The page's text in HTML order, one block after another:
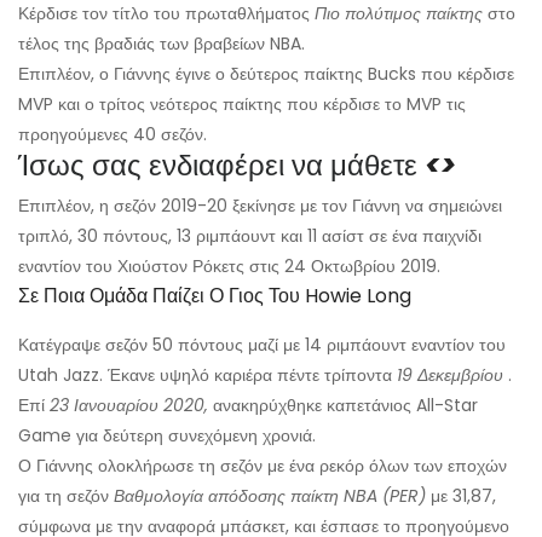
Κέρδισε τον τίτλο του πρωταθλήματος Πιο πολύτιμος παίκτης στο
τέλος της βραδιάς των βραβείων NBA.
Επιπλέον, ο Γιάννης έγινε ο δεύτερος παίκτης Bucks που κέρδισε
MVP και ο τρίτος νεότερος παίκτης που κέρδισε το MVP τις
προηγούμενες 40 σεζόν.
Ίσως σας ενδιαφέρει να μάθετε <>
Επιπλέον, η σεζόν 2019-20 ξεκίνησε με τον Γιάννη να σημειώνει
τριπλό, 30 πόντους, 13 ριμπάουντ και 11 ασίστ σε ένα παιχνίδι
εναντίον του Χιούστον Ρόκετς στις 24 Οκτωβρίου 2019.
Σε Ποια Ομάδα Παίζει Ο Γιος Του Howie Long
Κατέγραψε σεζόν 50 πόντους μαζί με 14 ριμπάουντ εναντίον του
Utah Jazz. Έκανε υψηλό καριέρα πέντε τρίποντα 19 Δεκεμβρίου .
Επί 23 Ιανουαρίου 2020, ανακηρύχθηκε καπετάνιος All-Star
Game για δεύτερη συνεχόμενη χρονιά.
Ο Γιάννης ολοκλήρωσε τη σεζόν με ένα ρεκόρ όλων των εποχών
για τη σεζόν Βαθμολογία απόδοσης παίκτη NBA (PER) με 31,87,
σύμφωνα με την αναφορά μπάσκετ, και έσπασε το προηγούμενο